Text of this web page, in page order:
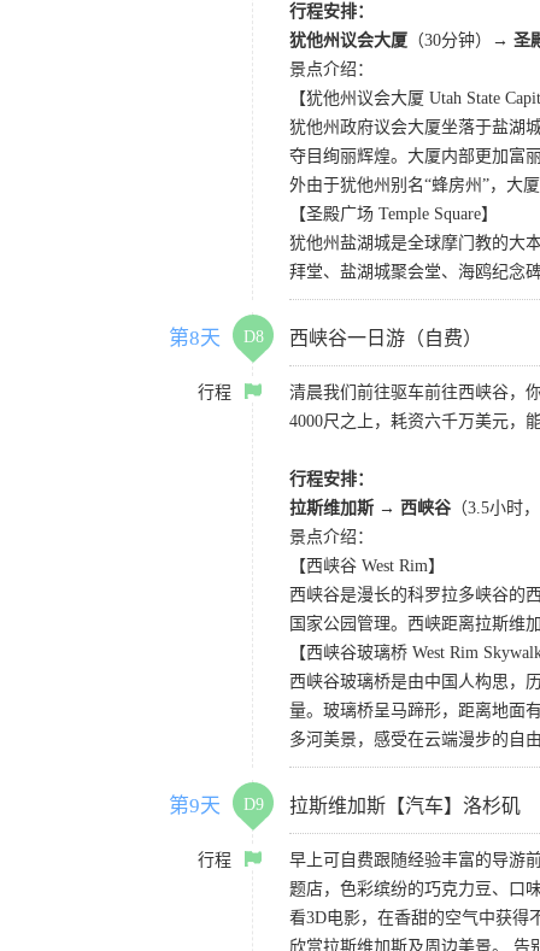
行程安排：
犹他州议会大厦 （30分钟）→ 圣
景点介绍：
【犹他州议会大厦 Utah State
犹他州政府议会大厦坐落于盐湖
夺目绚丽辉煌。大厦内部更加富
外由于犹他州别名“蜂房州”，大
【圣殿广场 Temple Square】
犹他州盐湖城是全球摩门教的大
拜堂、盐湖城聚会堂、海鸥纪念
第8天 D8 西峡谷一日游（自费）
行程
清晨我们前往驱车前往西峡谷，
4000尺之上，耗资六千万美元，
行程安排：
拉斯维加斯 → 西峡谷 （3.5小时
景点介绍：
【西峡谷 West Rim】
西峡谷是漫长的科罗拉多峡谷的
国家公园管理。西峡距离拉斯维
【西峡谷玻璃桥 West Rim
西峡谷玻璃桥是由中国人构思，
量。玻璃桥呈马蹄形，距离地面
多河美景，感受在云端漫步的自
第9天 D9 拉斯维加斯【汽车】洛杉矶
行程
早上可自费跟随经验丰富的导游
题店，色彩缤纷的巧克力豆、口
看3D电影，在香甜的空气中获得
欣赏拉斯维加斯及周边美景。